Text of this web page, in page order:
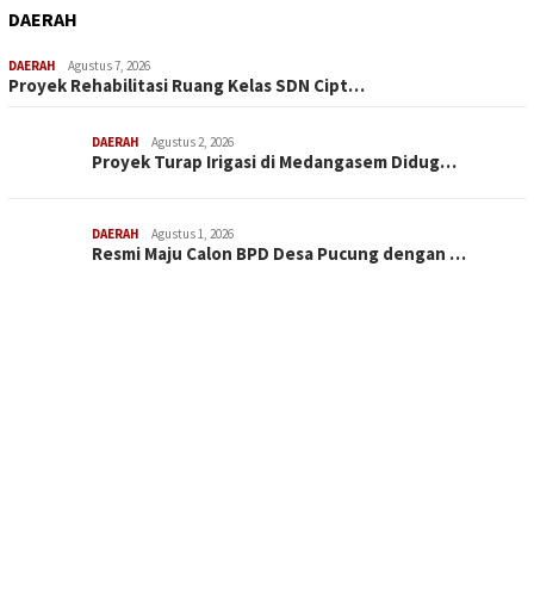
DAERAH
DAERAH Agustus 7, 2026
Proyek Rehabilitasi Ruang Kelas SDN Cipt…
DAERAH Agustus 2, 2026
Proyek Turap Irigasi di Medangasem Didug…
DAERAH Agustus 1, 2026
Resmi Maju Calon BPD Desa Pucung dengan …